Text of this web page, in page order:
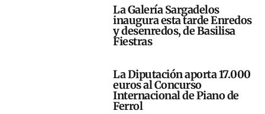
La Galería Sargadelos
inaugura esta tarde Enredos
y desenredos, de Basilisa
Fiestras
La Diputación aporta 17.000
euros al Concurso
Internacional de Piano de
Ferrol